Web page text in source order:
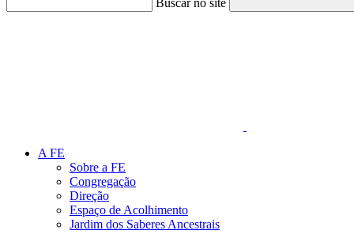
Buscar no site
A FE
Sobre a FE
Congregação
Direção
Espaço de Acolhimento
Jardim dos Saberes Ancestrais